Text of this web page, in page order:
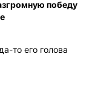
победу
то его голова